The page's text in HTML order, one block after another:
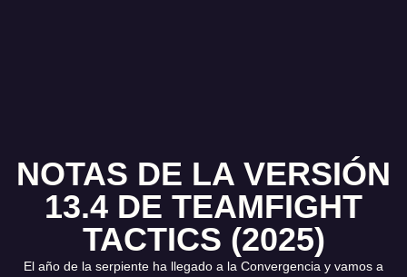
NOTAS DE LA VERSIÓN
13.4 DE TEAMFIGHT
TACTICS (2025)
El año de la serpiente ha llegado a la Convergencia y vamos a